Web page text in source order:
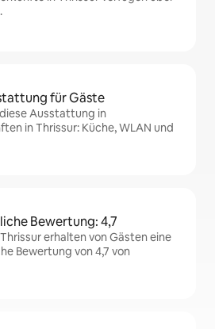
für Gäste
Ausstattung in
in Thrissur: Küche, WLAN und
Bewertung: 4,7
erhalten von Gästen eine
Bewertung von 4,7 von